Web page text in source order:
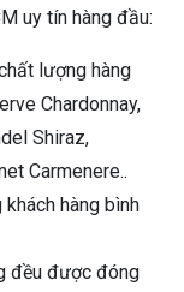
uy tín hàng đầu:
lượng hàng
Chardonnay,
Shiraz,
Carmenere..
hàng bình
đều được đóng